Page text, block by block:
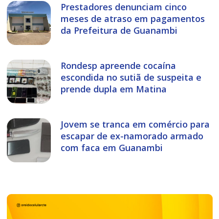
Prestadores denunciam cinco
meses de atraso em pagamentos
da Prefeitura de Guanambi
Rondesp apreende cocaína
escondida no sutiã de suspeita e
prende dupla em Matina
Jovem se tranca em comércio para
escapar de ex-namorado armado
com faca em Guanambi